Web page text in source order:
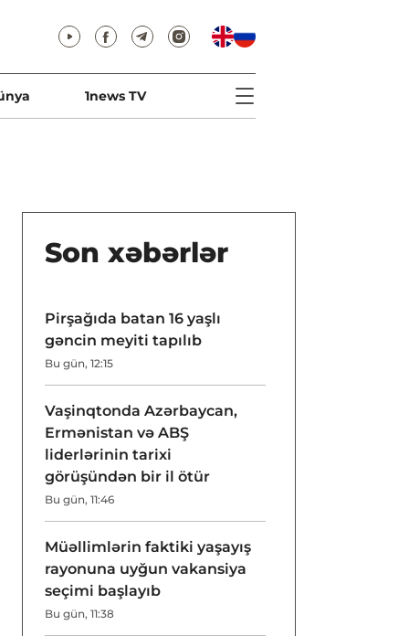
1news TV
Son xəbərlər
Pirşağıda batan 16 yaşlı
gəncin meyiti tapılıb
Bu gün, 12:15
Vaşinqtonda Azərbaycan,
Ermənistan və ABŞ
liderlərinin tarixi
görüşündən bir il ötür
Bu gün, 11:46
Müəllimlərin faktiki yaşayış
rayonuna uyğun vakansiya
seçimi başlayıb
Bu gün, 11:38